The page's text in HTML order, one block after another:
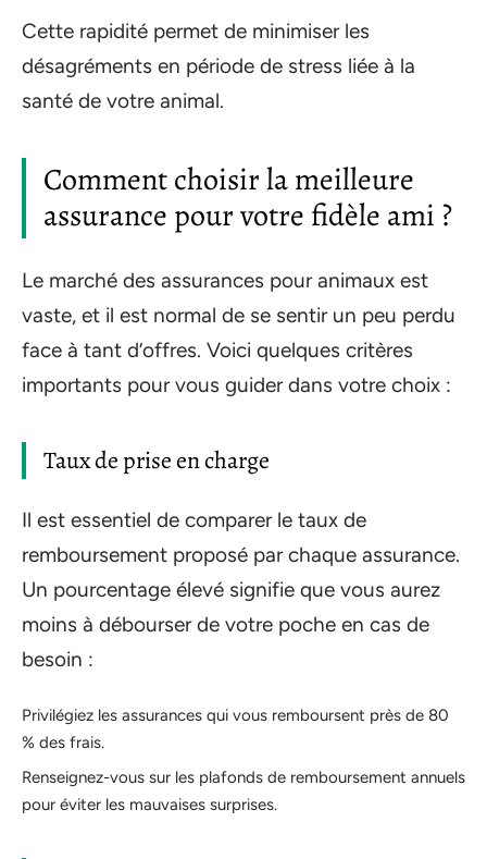
Cette rapidité permet de minimiser les
désagréments en période de stress liée à la
santé de votre animal.
Comment choisir la meilleure
assurance pour votre fidèle ami ?
Le marché des assurances pour animaux est
vaste, et il est normal de se sentir un peu perdu
face à tant d’offres. Voici quelques critères
importants pour vous guider dans votre choix :
Taux de prise en charge
Il est essentiel de comparer le taux de
remboursement proposé par chaque assurance.
Un pourcentage élevé signifie que vous aurez
moins à débourser de votre poche en cas de
besoin :
Privilégiez les assurances qui vous remboursent près de 80
% des frais.
Renseignez-vous sur les plafonds de remboursement annuels
pour éviter les mauvaises surprises.